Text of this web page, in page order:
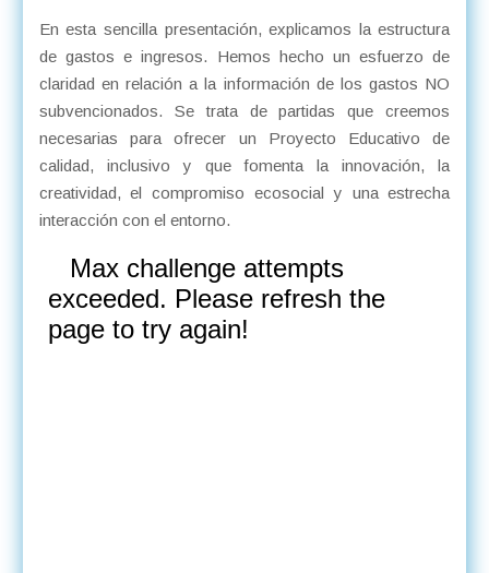
En esta sencilla presentación, explicamos la estructura
de gastos e ingresos. Hemos hecho un esfuerzo de
claridad en relación a la información de los gastos NO
subvencionados. Se trata de partidas que creemos
necesarias para ofrecer un Proyecto Educativo de
calidad, inclusivo y que fomenta la innovación, la
creatividad, el compromiso ecosocial y una estrecha
interacción con el entorno.